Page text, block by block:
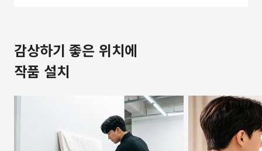
감상하기 좋은 위치에
작품 설치